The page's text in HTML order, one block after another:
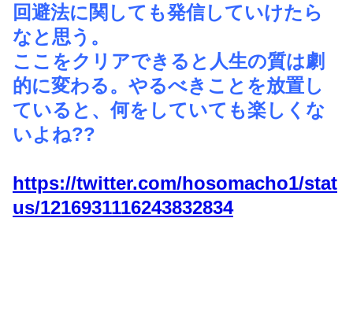
回避法に関しても発信していけたら
なと思う。
ここをクリアできると人生の質は劇
的に変わる。やるべきことを放置し
ていると、何をしていても楽しくな
いよね??
https://twitter.com/hosomacho1/stat
us/1216931116243832834